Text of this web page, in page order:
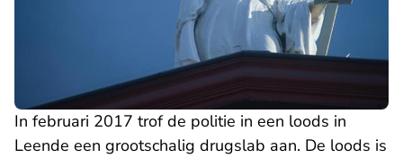
In februari 2017 trof de politie in een loods in
Leende een grootschalig drugslab aan. De loods is